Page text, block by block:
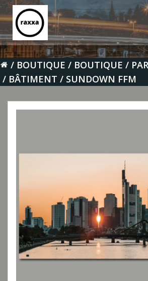
Aller
au
contenu
BOUTIQUE BOUTIQUE
BÂTIMENT
SUNDOWN FFM